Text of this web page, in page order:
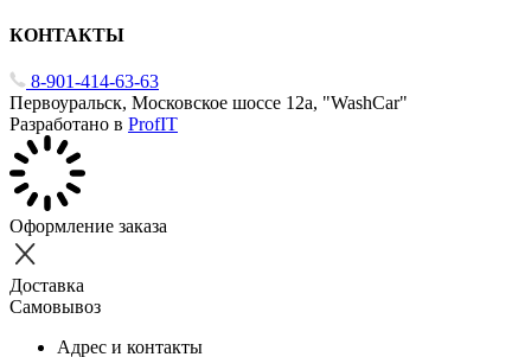
КОНТАКТЫ
8-901-414-63-63
Первоуральск, Московское шоссе 12а, "WashCar"
Разработано в ProfIT
Оформление заказа
Доставка
Самовывоз
Адрес и контакты